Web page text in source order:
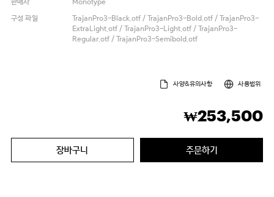
판매사
Monotype
구성 파일
TrajanPro3-Black.otf / TrajanPro3-Bold.otf / TrajanPro3-
ExtraLight.otf / TrajanPro3-Light.otf / TrajanPro3-
Regular.otf / TrajanPro3-Semibold.otf
사양&유의사항 사용범위
₩253,500
장바구니 주문하기